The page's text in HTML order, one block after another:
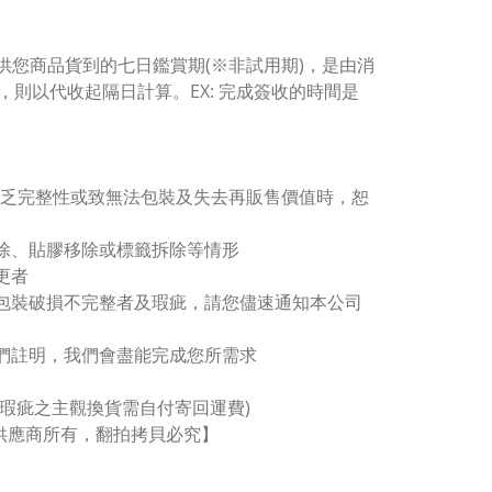
您商品貨到的七日鑑賞期(※非試用期)，是由消
以代收起隔日計算。EX: 完成簽收的時間是
完整性或致無法包裝及失去再販售價值時，恕
、貼膠移除或標籤拆除等情形
者
破損不完整者及瑕疵，請您儘速通知本公司
註明，我們會盡能完成您所需求
疵之主觀換貨需自付寄回運費)
商所有，翻拍拷貝必究】